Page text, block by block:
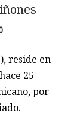
reside en
25
por